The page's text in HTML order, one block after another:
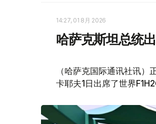
14:27, 01 8月 2026
哈萨克斯坦总统
（哈萨克国际通讯社讯
卡耶夫1日出席了世界